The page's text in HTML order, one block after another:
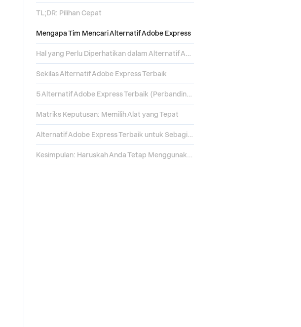
TL;DR: Pilihan Cepat
Mengapa Tim Mencari Alternatif Adobe Express
Sekilas Alternatif Adobe Express Terbaik
Matriks Keputusan: Memilih Alat yang Tepat